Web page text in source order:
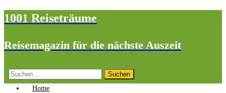
1001 Reiseträume
Reisemagazin für die nächste Auszeit
Suchen
nach:
Home